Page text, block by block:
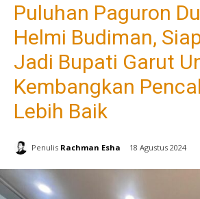
Puluhan Paguron
Helmi Budiman,
Jadi Bupati Garut
Kembangkan
Lebih Baik
Penulis Rachman Esha 18 Agustus 2024